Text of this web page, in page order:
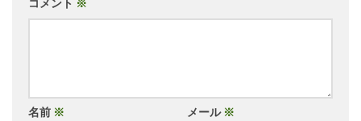
コメント ※
名前 ※ メール ※